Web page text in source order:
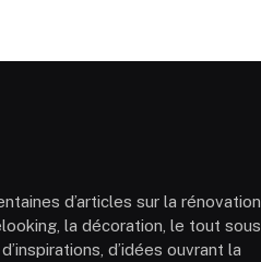
d’articles sur la rénovation
la décoration, le tout sous
d’idées ouvrant la